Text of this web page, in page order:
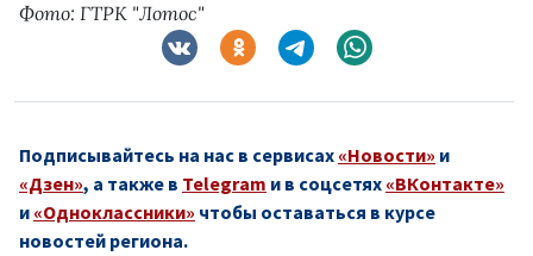
Фото: ГТРК "Лотос"
Подписывайтесь на нас в сервисах «Новости» и
«Дзен», а также в Telegram и в соцсетях «ВКонтакте»
и «Одноклассники» чтобы оставаться в курсе
новостей региона.